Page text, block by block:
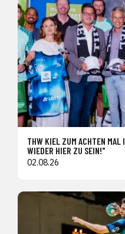
THW KIEL ZUM ACHTEN MAL
WIEDER HIER ZU SEIN!"
02.08.26